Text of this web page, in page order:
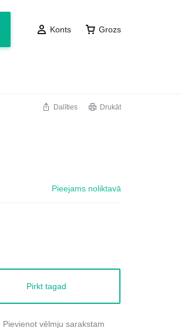
Konts Grozs
Dalīties Drukāt
Pieejams noliktavā
Pirkt tagad